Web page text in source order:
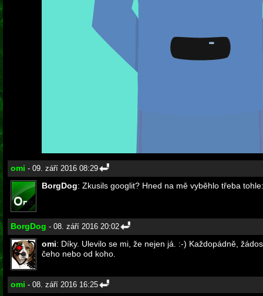
omi - 09. září 2016 08:29
BorgDog: Zkusils googlit? Hned na mě vyběhlo třeba
BorgDog - 08. září 2016 20:02
omi: Díky. Ulevilo se mi, že nejen já. :-) Každopádně,
čeho nebo od koho.
omi - 08. září 2016 16:25